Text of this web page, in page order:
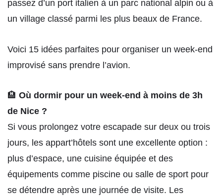
passez d’un port italien à un parc national alpin ou à
un village classé parmi les plus beaux de France.
Voici 15 idées parfaites pour organiser un week-end
improvisé sans prendre l’avion.
🏨 Où dormir pour un week-end à moins de 3h
de Nice ?
Si vous prolongez votre escapade sur deux ou trois
jours, les appart’hôtels sont une excellente option :
plus d’espace, une cuisine équipée et des
équipements comme piscine ou salle de sport pour
se détendre après une journée de visite. Les